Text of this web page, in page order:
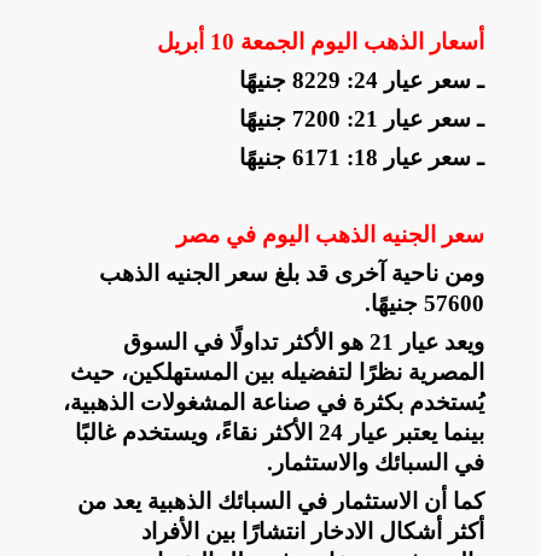
أسعار الذهب اليوم الجمعة 10 أبريل
ـ سعر عيار 24: 8229 جنيهًا
ـ سعر عيار 21: 7200 جنيهًا
ـ سعر عيار 18: 6171 جنيهًا
سعر الجنيه الذهب اليوم في مصر
ومن ناحية آخرى قد بلغ سعر الجنيه الذهب
57600 جنيهًا
.
ويعد عيار 21 هو الأكثر تداولًا في السوق
المصرية نظرًا لتفضيله بين المستهلكين، حيث
يُستخدم بكثرة في صناعة المشغولات الذهبية،
بينما يعتبر عيار 24 الأكثر نقاءً، ويستخدم غالبًا
في السبائك والاستثمار .
كما أن الاستثمار في السبائك الذهبية يعد من
أكثر أشكال الادخار انتشارًا بين الأفراد